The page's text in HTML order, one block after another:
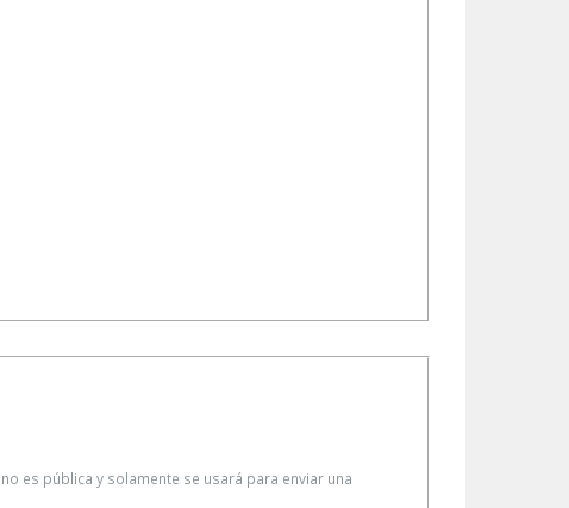
es pública y solamente se usará para enviar una